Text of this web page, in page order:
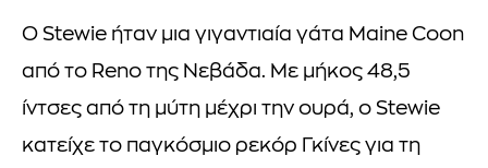
Ο Stewie ήταν μια γιγαντιαία γάτα Maine Coon
από το Reno της Νεβάδα. Με μήκος 48,5
ίντσες από τη μύτη μέχρι την ουρά, ο Stewie
κατείχε το παγκόσμιο ρεκόρ Γκίνες για τη